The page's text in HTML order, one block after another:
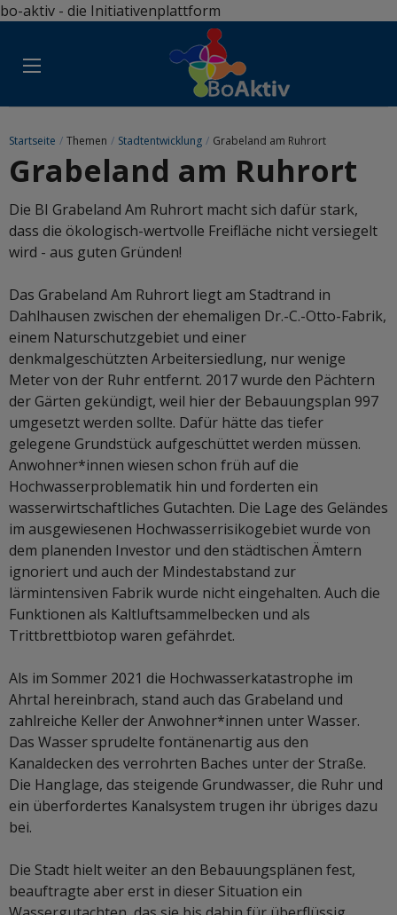
bo-aktiv - die Initiativenplattform
Startseite / Themen / Stadtentwicklung / Grabeland am Ruhrort
Grabeland am Ruhrort
Die BI Grabeland Am Ruhrort macht sich dafür stark,
dass die ökologisch-wertvolle Freifläche nicht versiegelt
wird - aus guten Gründen!
Das Grabeland Am Ruhrort liegt am Stadtrand in
Dahlhausen zwischen der ehemaligen Dr.-C.-Otto-Fabrik,
einem Naturschutzgebiet und einer
denkmalgeschützten Arbeitersiedlung, nur wenige
Meter von der Ruhr entfernt. 2017 wurde den Pächtern
der Gärten gekündigt, weil hier der Bebauungsplan 997
umgesetzt werden sollte. Dafür hätte das tiefer
gelegene Grundstück aufgeschüttet werden müssen.
Anwohner*innen wiesen schon früh auf die
Hochwasserproblematik hin und forderten ein
wasserwirtschaftliches Gutachten. Die Lage des Geländes
im ausgewiesenen Hochwasserrisikogebiet wurde von
dem planenden Investor und den städtischen Ämtern
ignoriert und auch der Mindestabstand zur
lärmintensiven Fabrik wurde nicht eingehalten. Auch die
Funktionen als Kaltluftsammelbecken und als
Trittbrettbiotop waren gefährdet.
Als im Sommer 2021 die Hochwasserkatastrophe im
Ahrtal hereinbrach, stand auch das Grabeland und
zahlreiche Keller der Anwohner*innen unter Wasser.
Das Wasser sprudelte fontänenartig aus den
Kanaldecken des verrohrten Baches unter der Straße.
Die Hanglage, das steigende Grundwasser, die Ruhr und
ein überfordertes Kanalsystem trugen ihr übriges dazu
bei.
Die Stadt hielt weiter an den Bebauungsplänen fest,
beauftragte aber erst in dieser Situation ein